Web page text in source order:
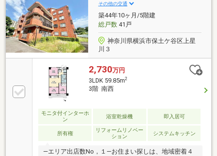
その他の交通
築44年10ヶ月/5階建
総戸数41戸
神奈川県横浜市保土ケ谷区上星
川３
2,730万円
3LDK 59.85m2
3階 南西
モニタ付インターホ
ン
浴室乾燥機 即入居可
所有権
リフォームリノベー
ション
システムキッチン
―エリア出店数No，１―お住まい探しは、地域密着４